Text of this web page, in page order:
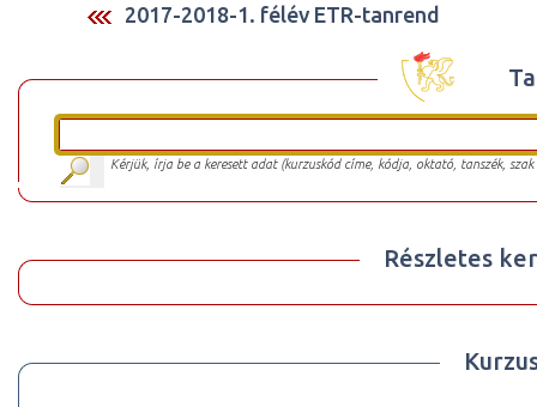
2017-2018-1. félév ETR-tanrend
Kérjük, írja be a keresett adat (kurzuskód címe, kódja, oktató, tanszék,
Részletes